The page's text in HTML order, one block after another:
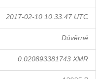
2017-02-10 10:33:47 UTC
Důvěrné
0.020893381743 XMR